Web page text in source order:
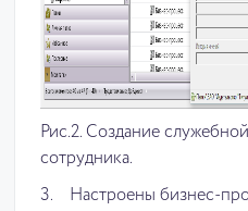
Рис.2. Создание
сотрудника.
3. Настроены бизнес-